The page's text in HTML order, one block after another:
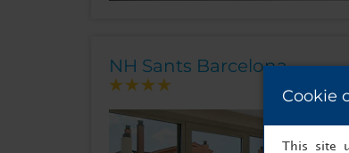
NH Sants Barcelona
Cookie
This site